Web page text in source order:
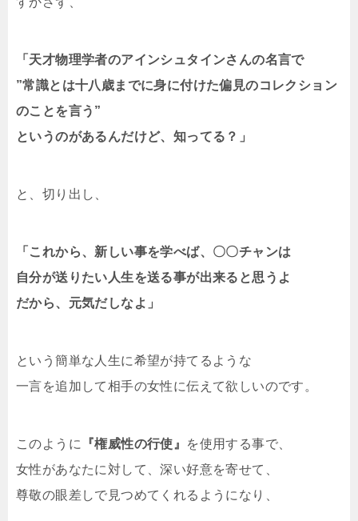
「天才物理学者のアインシュタインさんの名言で
”常識とは十八歳までに身に付けた偏見のコレクション
のことを言う”
というのがあるんだけど、知ってる？」
と、切り出し、
「これから、新しい事を学べば、〇〇チャンは
自分が送りたい人生を送る事が出来ると思うよ
だから、元気だしなよ」
という簡単な人生に希望が持てるような
一言を追加して相手の女性に伝えて欲しいのです。
このように 『権威性の行使』
を使用する事で、
女性があなたに対して、深い好意を寄せて、
尊敬の眼差しで見つめてくれるようになり、